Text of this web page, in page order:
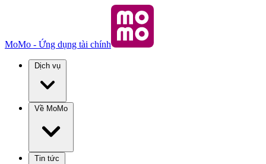
MoMo - Ứng dụng tài chính
Dịch vụ
Về MoMo
Tin tức